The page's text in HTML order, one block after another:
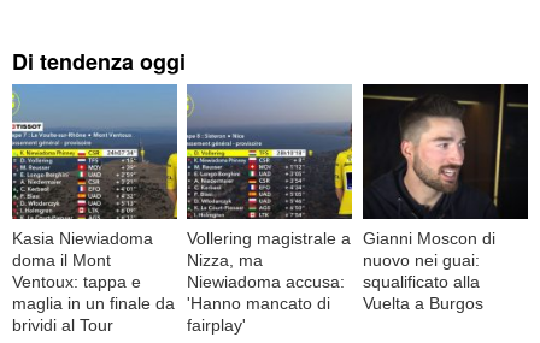
Di tendenza oggi
Kasia Niewiadoma
doma il Mont
Ventoux: tappa e
maglia in un finale da
brividi al Tour
Vollering magistrale a
Nizza, ma
Niewiadoma accusa:
'Hanno mancato di
fairplay'
Gianni Moscon di
nuovo nei guai:
squalificato alla
Vuelta a Burgos